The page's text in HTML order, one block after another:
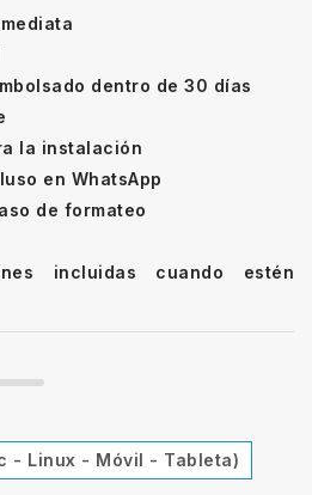
dentro de 30 días
la instalación
en WhatsApp
de formateo
incluidas cuando estén
- Linux - Móvil - Tableta)